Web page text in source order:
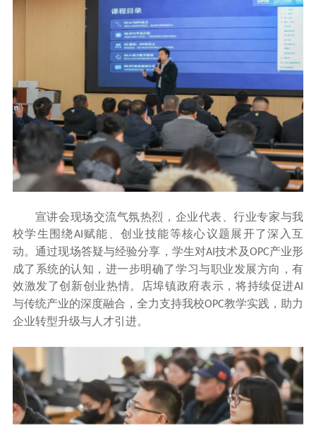
宣讲会现场交流气氛热烈，企业代表、行业专家与我
校学生围绕AI赋能、创业技能等核心议题展开了深入互
动。通过现场答疑与经验分享，学生对AI技术及OPC产业形
成了系统的认知，进一步明确了学习与职业发展方向，有
效激发了创新创业热情。店埠镇政府表示，将持续促进AI
与传统产业的深度融合，全力支持我校OPC教学实践，助力
企业转型升级与人才引进。